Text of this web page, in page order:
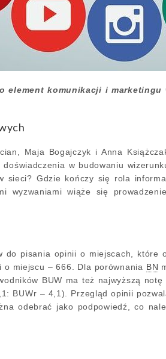
element komunikacji i
Maja Bogajczyk i Anna
doświadczenia w budowaniu
sieci? Gdzie kończy się rola
wyzwaniami wiąże się
do pisania opinii o miejscach, które
miejscu – 666. Dla porównania BN
BUW ma też najwyższą
BUWr – 4,1). Przegląd opinii
odebrać jako podpowiedź, co